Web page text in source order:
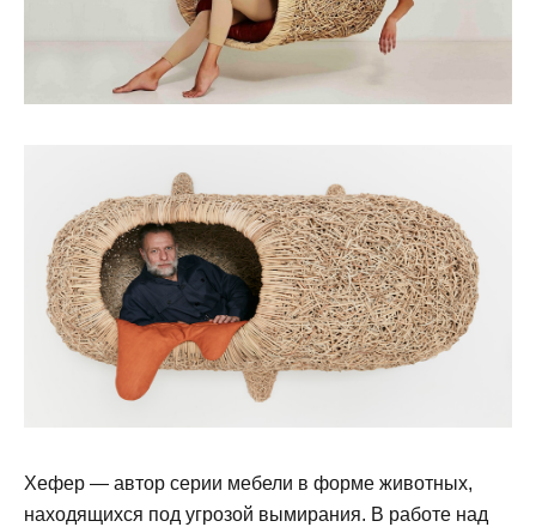
Хефер — автор серии мебели в форме животных,
находящихся под угрозой вымирания. В работе над